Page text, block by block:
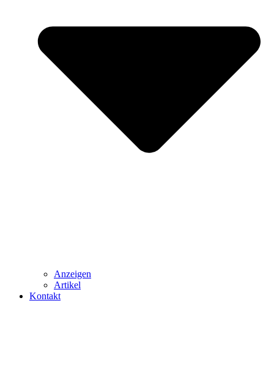
Anzeigen
Artikel
Kontakt